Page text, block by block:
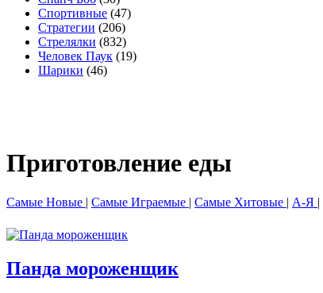
Спортивные (47)
Стратегии (206)
Стрелялки (832)
Человек Паук (19)
Шарики (46)
Приготовление еды
Самые Новые | Самые Играемые | Самые Хитовые | А-Я |
Панда мороженщик